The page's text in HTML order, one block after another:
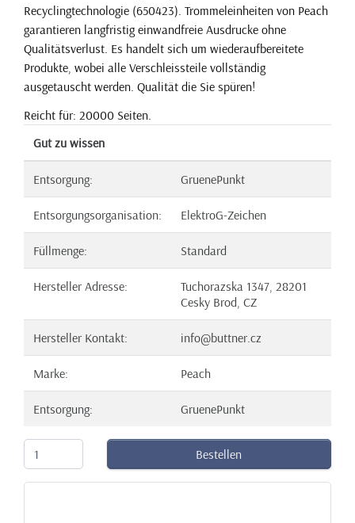
Recyclingtechnologie (650423). Trommeleinheiten von Peach
garantieren langfristig einwandfreie Ausdrucke ohne
Qualitätsverlust. Es handelt sich um wiederaufbereitete
Produkte, wobei alle Verschleissteile vollständig
ausgetauscht werden. Qualität die Sie spüren!
Reicht für: 20000 Seiten.
Gut zu wissen
Entsorgung: GruenePunkt
Entsorgungsorganisation: ElektroG-Zeichen
Füllmenge: Standard
Hersteller Adresse:
Tuchorazska 1347, 28201
Cesky Brod, CZ
Hersteller Kontakt: info@buttner.cz
Marke: Peach
Entsorgung: GruenePunkt
Bestellen